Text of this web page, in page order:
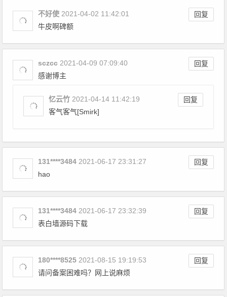
不好使 回复
2021-04-02 11:42:01
牛皮啊碑额
sczcc 回复
2021-04-09 07:09:40
感谢博主
忆云竹 回复
2021-04-14 11:42:19
客气客气[Smirk]
131****3484 回复
2021-06-17 23:31:27
hao
131****3484 回复
2021-06-17 23:32:39
表白墙源码下载
180****8525 回复
2021-08-15 19:19:53
请问备案困难吗？网上说麻烦